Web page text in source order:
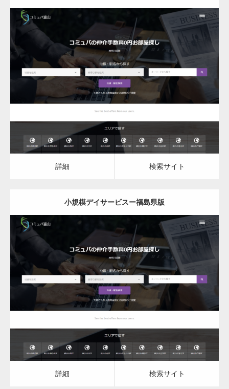
更新日： 2023.03.09
小規模デイサービス
詳細 検索サイト
詳細 検索サイト
小規模デイサービスー福島県版
更新日： 2023.03.09
小規模デイサービス
詳細 検索サイト
詳細 検索サイト
変幻自在、あらゆる業種に対応可能な新しい
カスタム投稿タイプ実…
一般社団法人高齢者支援協会がコミュパ.com
通常投稿
Hello world!